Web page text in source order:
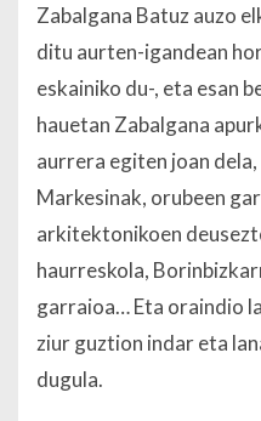
Zabalgana Batuz auzo
ditu aurten-igandean
eskainiko du-, eta esan
hauetan Zabalgana
aurrera egiten joan
Markesinak, orubeen
arkitektonikoen
haurreskola,
garraioa… Eta oraindio
ziur guztion indar eta
dugula.